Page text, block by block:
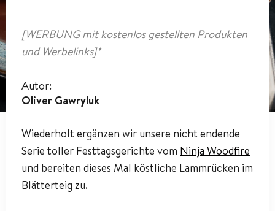
[WERBUNG mit kostenlos gestellten Produkten
und Werbelinks]*
Autor:
Oliver Gawryluk
Wiederholt ergänzen wir unsere nicht endende
Serie toller Festtagsgerichte vom Ninja Woodfire
und bereiten dieses Mal köstliche Lammrücken im
Blätterteig zu.